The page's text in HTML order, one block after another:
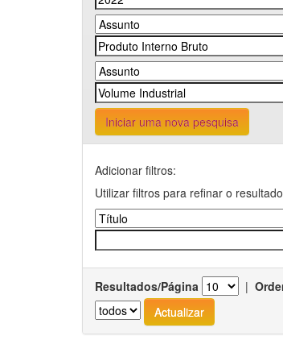
Iniciar uma nova pesquisa
Adicionar filtros:
Utilizar filtros para refinar o
Resultados/Página |